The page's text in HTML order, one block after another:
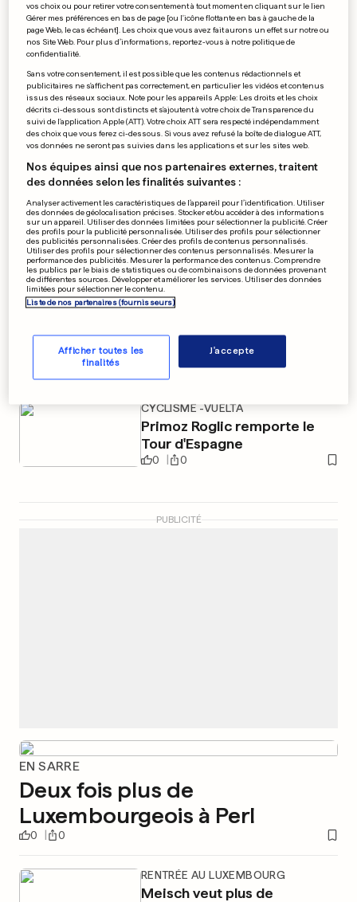
FOOTBALL - CHINE
Un coup du foulard magistral
et victorieux
0 0
EN ESPAGNE
Des centaines d'évacués à
CYCLISME -VUELTA
Primoz Roglic remporte le
Tour d'Espagne
0 0
PUBLICITÉ
EN SARRE
Deux fois plus de
Luxembourgeois à Perl
0 0
RENTRÉE AU LUXEMBOURG
Meisch veut plus de
vos choix ou pour retirer votre consentement à tout moment en cliquant sur le lien
Gérer mes préférences en bas de page [ou l'icône flottante en bas à gauche de la
page Web, le cas échéant]. Les choix que vous avez fait aurons un effet sur notre ou
nos Site Web. Pour plus d’informations, reportez-vous à notre politique de
confidentialité.
Sans votre consentement, il est possible que les contenus rédactionnels et
publicitaires ne s'affichent pas correctement, en particulier les vidéos et contenus
issus des réseaux sociaux. Note pour les appareils Apple: Les droits et les choix
décrits ci-dessous sont distincts et s'ajoutent à votre choix de Transparence du
suivi de l'application Apple (ATT). Votre choix ATT sera respecté indépendamment
des choix que vous ferez ci-dessous. Si vous avez refusé la boîte de dialogue ATT,
vos données ne seront pas suivies dans les applications et sur les sites web.
Nos équipes ainsi que nos partenaires externes, traitent
des données selon les finalités suivantes :
Analyser activement les caractéristiques de l’appareil pour l’identification. Utiliser
des données de géolocalisation précises. Stocker et/ou accéder à des informations
sur un appareil. Utiliser des données limitées pour sélectionner la publicité. Créer
des profils pour la publicité personnalisée. Utiliser des profils pour sélectionner
des publicités personnalisées. Créer des profils de contenus personnalisés.
Utiliser des profils pour sélectionner des contenus personnalisés. Mesurer la
performance des publicités. Mesurer la performance des contenus. Comprendre
les publics par le biais de statistiques ou de combinaisons de données provenant
de différentes sources. Développer et améliorer les services. Utiliser des données
limitées pour sélectionner le contenu.
Liste de nos partenaires (fournisseurs)
Afficher toutes les
finalités
J'accepte